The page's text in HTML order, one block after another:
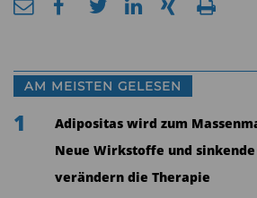
AM MEISTEN GELESEN
1
Adipositas wird zum
Neue Wirkstoffe und sinkende
verändern die Therapie